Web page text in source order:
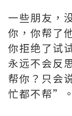
一些朋友，
你，你帮了
你拒绝了试
永远不会反
帮你？只会
忙都不帮”。